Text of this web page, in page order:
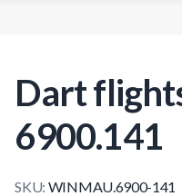
Dart
6900.141
SKU: WINMAU.6900-141